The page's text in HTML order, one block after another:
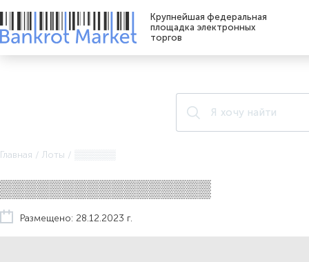
Крупнейшая федеральная
площадка электронных
торгов
Главная / Лоты /
▒▒▒▒▒▒▒▒▒▒▒▒▒▒▒▒▒
Размещено: 28.12.2023 г.